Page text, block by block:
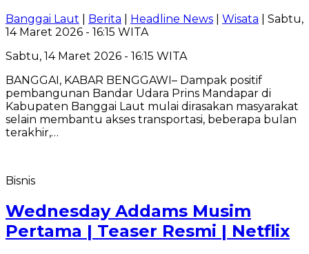
Banggai Laut Berita Headline News Wisata | Sabtu,
14 Maret 2026 - 16:15 WITA
Sabtu, 14 Maret 2026 - 16:15 WITA
BANGGAI, KABAR BENGGAWI– Dampak positif
pembangunan Bandar Udara Prins Mandapar di
Kabupaten Banggai Laut mulai dirasakan masyarakat
selain membantu akses transportasi, beberapa bulan
terakhir,…
Bisnis
Wednesday Addams Musim
Pertama | Teaser Resmi | Netflix